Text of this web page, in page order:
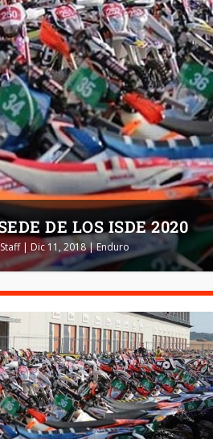
DE LOS ISDE 2020
Staff| Dic 11, 2018|Enduro